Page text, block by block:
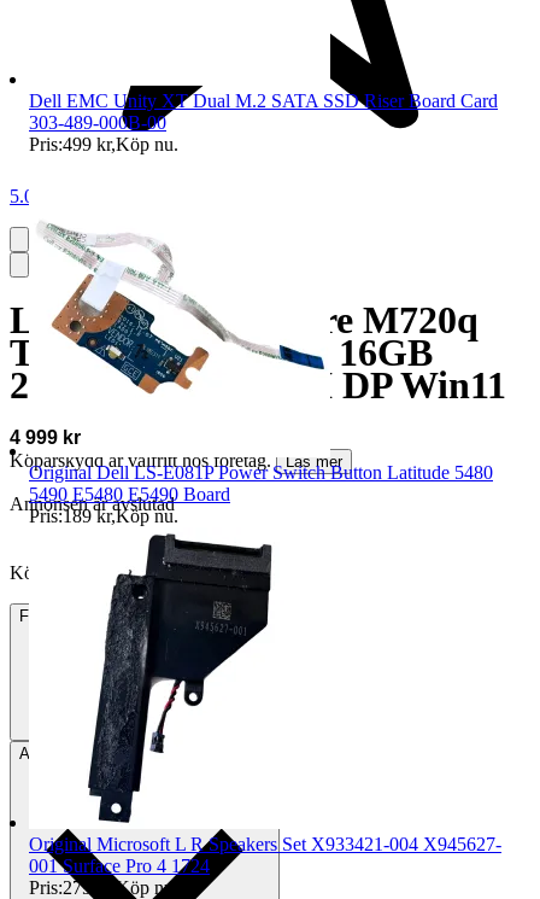
5.0
Lenovo ThinkCentre M720q
Tiny Core i7-9700T 16GB
256GB WiFi HDMI DP Win11
4 999 kr
Köparskydd är valfritt hos företag.
Läs mer
Annonsen är avslutad
Köpförfrågan är tyvärr inte tillgänglig.
Frakt 89 kr DSV
AvhämtningBunkeflostrand, Sverige
Dell EMC Unity XT Dual M.2 SATA SSD Riser Board Card
303-489-000B-00
Pris:499 kr,Köp nu.
Original Dell LS-E081P Power Switch Button Latitude 5480
5490 E5480 E5490 Board
Pris:189 kr,Köp nu.
Original Microsoft L R Speakers Set X933421-004 X945627-
001 Surface Pro 4 1724
Pris:279 kr Köp nu